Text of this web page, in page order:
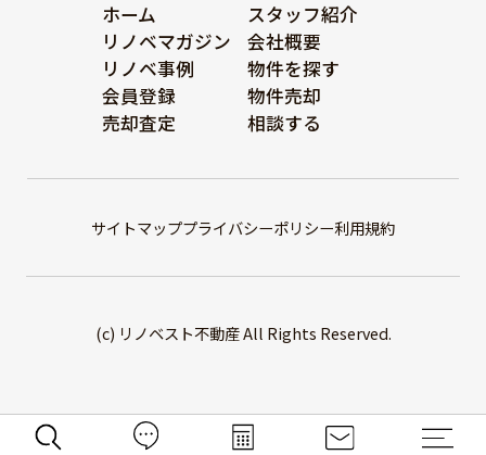
ホーム
スタッフ紹介
リノベマガジン
会社概要
リノベ事例
物件を探す
会員登録
物件売却
売却査定
相談する
サイトマッププライバシーポリシー利用規約
(c) リノベスト不動産 All Rights Reserved.